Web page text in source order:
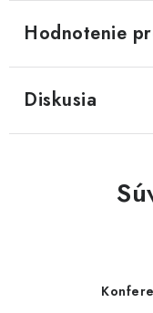
Hodnotenie
Diskusia